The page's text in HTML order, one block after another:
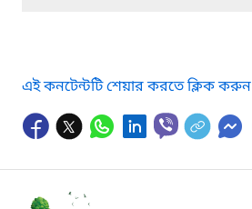
এই কনটেন্টটি শেয়ার করতে ক্লিক করুন